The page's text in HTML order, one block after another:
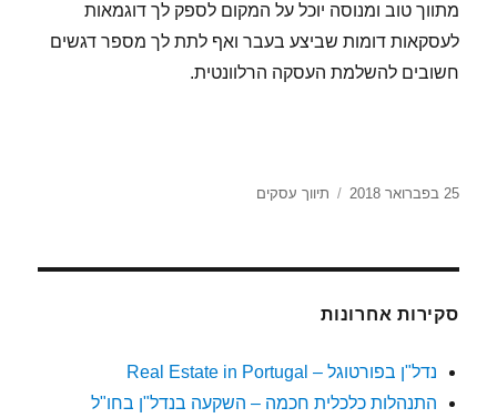
מתווך טוב ומנוסה יוכל על המקום לספק לך דוגמאות
לעסקאות דומות שביצע בעבר ואף לתת לך מספר דגשים
חשובים להשלמת העסקה הרלוונטית.
פורסם
25 בפברואר 2018 קטגוריות
תיווך עסקים
סקירות אחרונות
נדל"ן בפורטוגל – Real Estate in Portugal
התנהלות כלכלית חכמה – השקעה בנדל"ן בחו"ל